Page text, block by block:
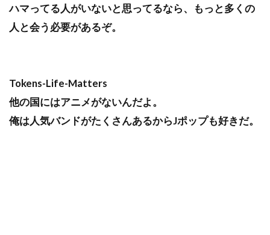
ハマってる人がいないと思ってるなら、もっと多くの
人と会う必要があるぞ。
Tokens-Life-Matters
他の国にはアニメがないんだよ。
俺は人気バンドがたくさんあるからJポップも好きだ。